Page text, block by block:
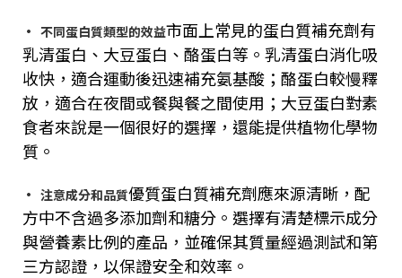
· 不同蛋白質類型的效益市面上常見的蛋白質補充劑有
乳清蛋白、大豆蛋白、酪蛋白等。乳清蛋白消化吸
收快，適合運動後迅速補充氨基酸；酪蛋白較慢釋
放，適合在夜間或餐與餐之間使用；大豆蛋白對素
食者來說是一個很好的選擇，還能提供植物化學物
質。
· 注意成分和品質優質蛋白質補充劑應來源清晰，配
方中不含過多添加劑和糖分。選擇有清楚標示成分
與營養素比例的產品，並確保其質量經過測試和第
三方認證，以保證安全和效率。